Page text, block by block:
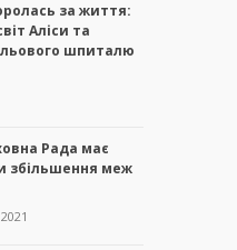
за життя:
Аліси та
шпиталю
Рада має
збільшення меж